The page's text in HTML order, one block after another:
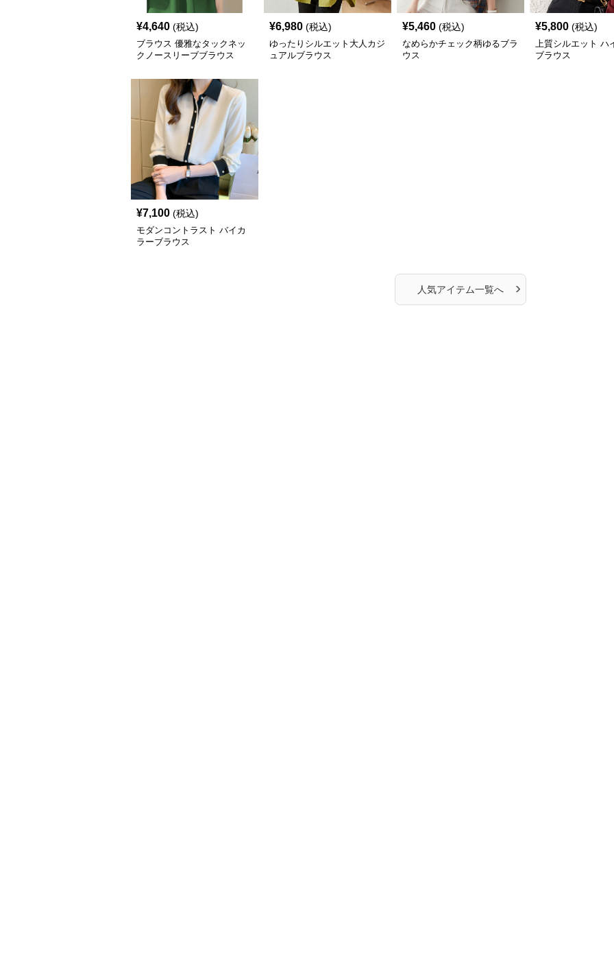
¥4,640 (税込)
ブラウス 優雅なタックネッ
クノースリーブブラウス
¥6,980 (税込)
ゆったりシルエット大人カジ
ュアルブラウス
¥5,460 (税込)
なめらかチェック柄ゆるブラ
ウス
¥5,800 (税込)
上質シルエット ハ
ブラウス
¥7,100 (税込)
モダンコントラスト バイカ
ラーブラウス
人気アイテム一覧へ ›